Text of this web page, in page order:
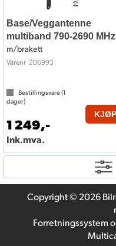
Base/Veggantenne
multiband 790-2690 MHz
m/brakett
Varenr 206993
Bestillingsvare (1
dager)
1 249,-
Ink.mva.
KJØP
Copyright © 2026
Forretningssystem